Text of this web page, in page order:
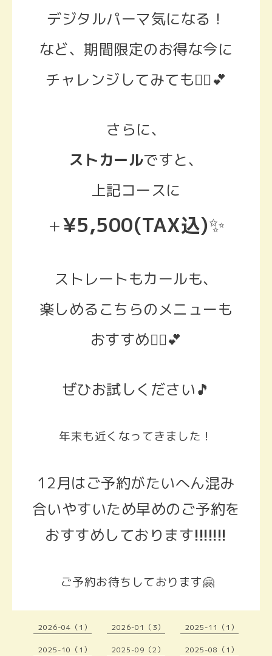
デジタルパーマ気になる！
など、期間限定のお得な今に
チャレンジしてみても🙆‍♀️💕
さらに、
ストカールですと、
上記コースに
＋¥5,500(TAX込)✨
ストレートもカールも、
楽しめるこちらのメニューも
おすすめ🙆‍♀️💕
ぜひお試しください🎵
年末も近くなってきました！
12月はご予約がたいへん混み
合いやすいため早めのご予約を
おすすめしております!!!!!!!
ご予約お待ちしております🤗
2026-04（1） 2026-01（3） 2025-11（1）
2025-10（1） 2025-09（2） 2025-08（1）